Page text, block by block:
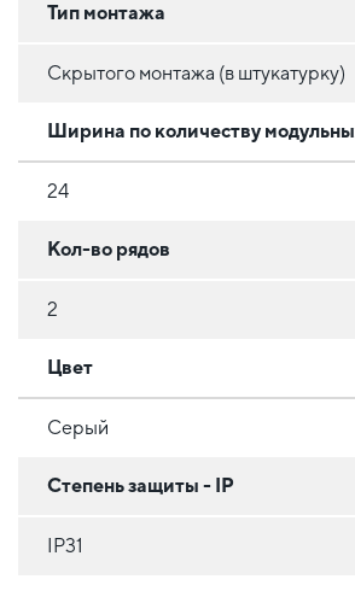
Тип монтажа
Скрытого монтажа (в штукатурку)
Ширина по количеству
24
Кол-во рядов
2
Цвет
Серый
Степень защиты - IP
IP31